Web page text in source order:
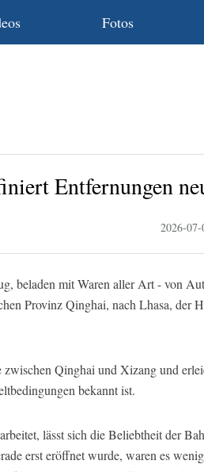
Fotos
Entfernungen
2026-
beladen mit Waren aller Art - von
Provinz Qinghai, nach Lhasa, der
Qinghai und Xizang und
bekannt ist.
lässt sich die Beliebtheit der
erst eröffnet wurde, waren es